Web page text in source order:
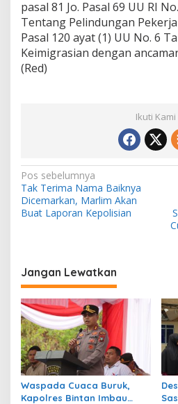
pasal 81 Jo. Pasal 69 UU RI
Tentang Pelindungan
Pasal 120 ayat (1) UU No. 6
Keimigrasian dengan
(Red)
Ikuti Kami
N
a
v
a
s
i
p
o
s
Pos sebelumnya
Tak Terima Nama Baiknya
Dicemarkan, Marlim Akan
Buat Laporan Kepolisian
Jangan Lewatkan
Waspada Cuaca Buruk,
Kapolres Bintan Imbau